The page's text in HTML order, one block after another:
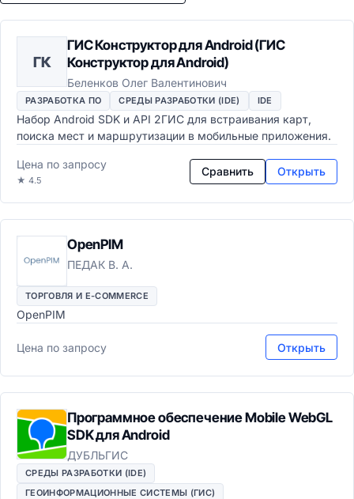
ГК
ГИС Конструктор для Android (ГИС
Конструктор для Android)
Беленков Олег Валентинович
РАЗРАБОТКА ПО СРЕДЫ РАЗРАБОТКИ (IDE) IDE
Набор Android SDK и API 2ГИС для встраивания карт,
поиска мест и маршрутизации в мобильные приложения.
Цена по запросу
★ 4.5
Сравнить Открыть
OpenPIM
ПЕДАК В. А.
ТОРГОВЛЯ И E-COMMERCE
OpenPIM
Цена по запросу Открыть
Программное обеспечение Mobile WebGL
SDK для Android
ДУБЛЬГИС
СРЕДЫ РАЗРАБОТКИ (IDE)
ГЕОИНФОРМАЦИОННЫЕ СИСТЕМЫ (ГИС)